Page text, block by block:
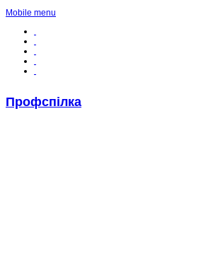
Mobile menu
Профспілка